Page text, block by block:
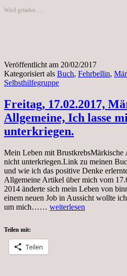
las…
Wird geladen …
Veröffentlicht am 20/02/2017
Kategorisiert als Buch, Fehrbellin,
Selbsthilfegruppe
Freitag, 17.02.2017,
Allgemeine, Ich lasse
unterkriegen.
Mein Leben mit BrustkrebsMärkische
nicht unterkriegen.Link zu meinen
und wie ich das positive Denke
Allgemeine Artikel über mich vom
2014 änderte sich mein Leben von
einem neuen Job in Aussicht wollte
um mich…… Freitag,
weiterlesen
Teilen mit:
Teilen